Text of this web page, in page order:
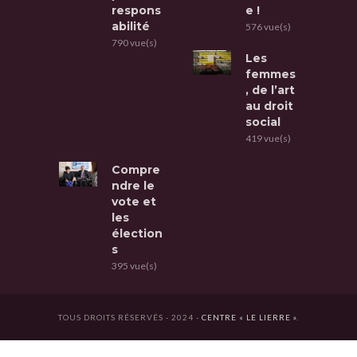
respons
abilité
790 vue(s)
e !
576 vue(s)
Les
femmes
, de l’art
au droit
social
419 vue(s)
Compre
ndre le
vote et
les
élection
s
395 vue(s)
TOUS DROITS RÉSERVÉS - 2024 - CENTRE « LE LIERRE »